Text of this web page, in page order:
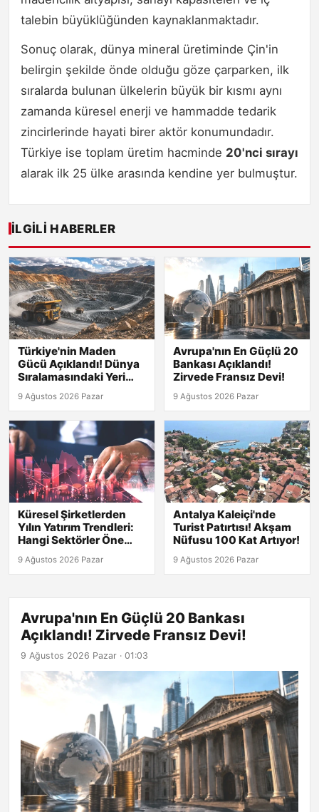
talebin büyüklüğünden kaynaklanmaktadır.
Sonuç olarak, dünya mineral üretiminde Çin'in
belirgin şekilde önde olduğu göze çarparken, ilk
sıralarda bulunan ülkelerin büyük bir kısmı aynı
zamanda küresel enerji ve hammadde tedarik
zincirlerinde hayati birer aktör konumundadır.
Türkiye ise toplam üretim hacminde 20'nci sırayı
alarak ilk 25 ülke arasında kendine yer bulmuştur.
İLGILI HABERLER
Türkiye'nin Maden
Gücü Açıklandı! Dünya
Sıralamasındaki Yeri
Şaşırtıyor!
9 Ağustos 2026 Pazar
Avrupa'nın En Güçlü 20
Bankası Açıklandı!
Zirvede Fransız Devi!
9 Ağustos 2026 Pazar
Küresel Şirketlerden
Yılın Yatırım Trendleri:
Hangi Sektörler Öne
Çıkıyor?
9 Ağustos 2026 Pazar
Antalya Kaleiçi'nde
Turist Patırtısı! Akşam
Nüfusu 100 Kat Artıyor!
9 Ağustos 2026 Pazar
Avrupa'nın En Güçlü 20 Bankası
Açıklandı! Zirvede Fransız Devi!
9 Ağustos 2026 Pazar · 01:03